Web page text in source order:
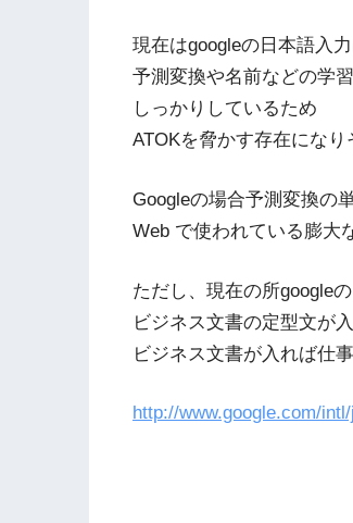
現在はgoogleの日本語入
予測変換や名前などの学
しっかりしているため
ATOKを脅かす存在になり
Googleの場合予測変換の
Web で使われている膨大
ただし、現在の所google
ビジネス文書の定型文が
ビジネス文書が入れば仕
http://www.google.com/